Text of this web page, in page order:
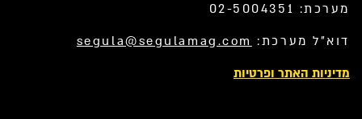
מערכת: 02-5004351
דוא”ל מערכת: segula@segulamag.com
מדיניות האתר ופרטיות